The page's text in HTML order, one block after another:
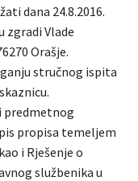
dana 24.8.2016.
zgradi Vlade
Orašje.
stručnog ispita
predmetnog
propisa temeljem
i Rješenje o
službenika u